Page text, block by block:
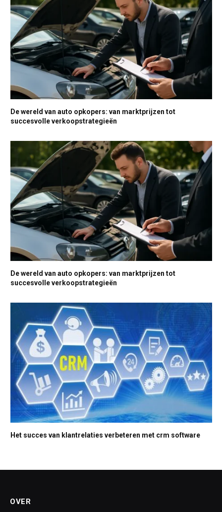
De wereld van auto opkopers: van marktprijzen tot
succesvolle verkoopstrategieën
De wereld van auto opkopers: van marktprijzen tot
succesvolle verkoopstrategieën
Het succes van klantrelaties verbeteren met crm software
OVER